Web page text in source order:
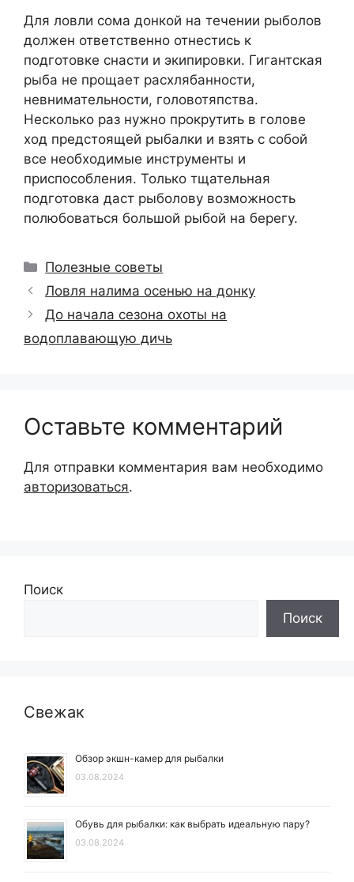
Для ловли сома донкой на течении рыболов
должен ответственно отнестись к
подготовке снасти и экипировки. Гигантская
рыба не прощает расхлябанности,
невнимательности, головотяпства.
Несколько раз нужно прокрутить в голове
ход предстоящей рыбалки и взять с собой
все необходимые инструменты и
приспособления. Только тщательная
подготовка даст рыболову возможность
полюбоваться большой рыбой на берегу.
Рубрики
Полезные советы
Ловля налима осенью на донку
До начала сезона охоты на
водоплавающую дичь
Оставьте комментарий
Для отправки комментария вам необходимо
авторизоваться.
Поиск
Поиск
Свежак
Обзор экшн-камер для рыбалки
03.08.2024
Обувь для рыбалки: как выбрать идеальную пару?
03.08.2024